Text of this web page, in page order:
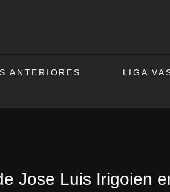
ANTERIORES
LIGA
Jose Luis Irigoien